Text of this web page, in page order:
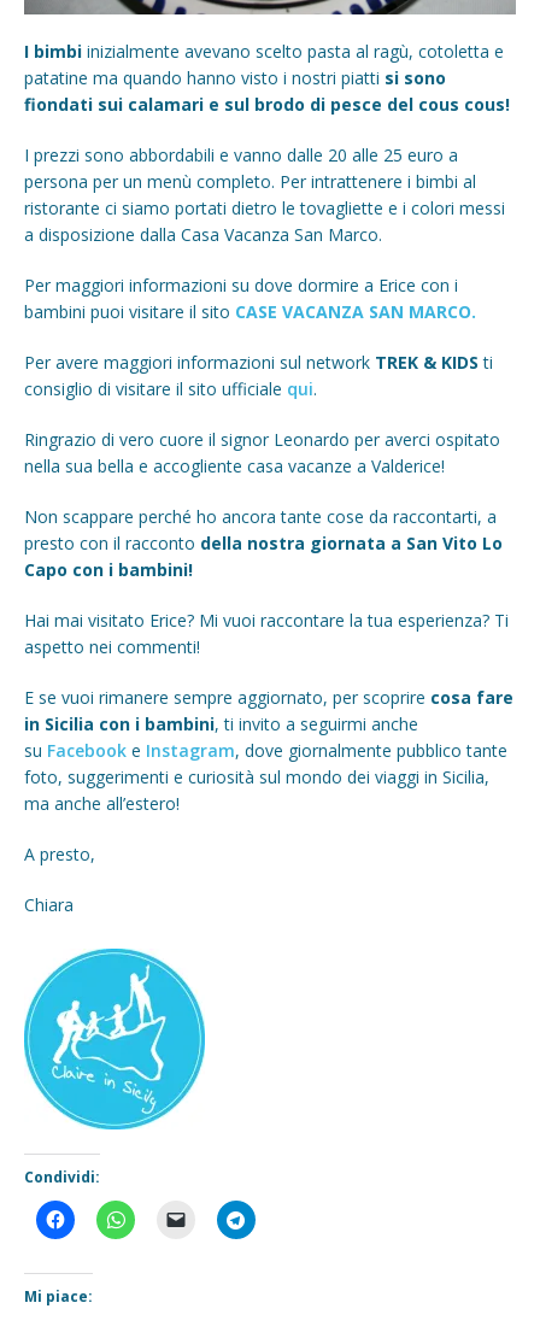
I bimbi inizialmente avevano scelto pasta al ragù, cotoletta e
patatine ma quando hanno visto i nostri piatti si sono
fiondati sui calamari e sul brodo di pesce del cous cous!
I prezzi sono abbordabili e vanno dalle 20 alle 25 euro a
persona per un menù completo. Per intrattenere i bimbi al
ristorante ci siamo portati dietro le tovagliette e i colori messi
a disposizione dalla Casa Vacanza San Marco.
Per maggiori informazioni su dove dormire a Erice con i
bambini puoi visitare il sito CASE VACANZA SAN MARCO.
Per avere maggiori informazioni sul network TREK & KIDS ti
consiglio di visitare il sito ufficiale qui.
Ringrazio di vero cuore il signor Leonardo per averci ospitato
nella sua bella e accogliente casa vacanze a Valderice!
Non scappare perché ho ancora tante cose da raccontarti, a
presto con il racconto della nostra giornata a San Vito Lo
Capo con i bambini!
Hai mai visitato Erice? Mi vuoi raccontare la tua esperienza? Ti
aspetto nei commenti!
E se vuoi rimanere sempre aggiornato, per scoprire cosa fare
in Sicilia con i bambini, ti invito a seguirmi anche
su Facebook e Instagram, dove giornalmente pubblico tante
foto, suggerimenti e curiosità sul mondo dei viaggi in Sicilia,
ma anche all’estero!
A presto,
Chiara
Condividi:
Mi piace: